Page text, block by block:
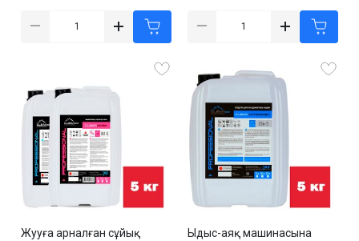
Жууға арналған сұйық
Ыдыс-аяқ машинасына